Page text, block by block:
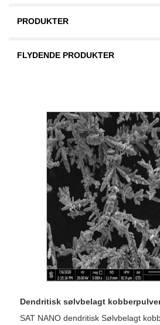
PRODUKTER
FLYDENDE PRODUKTER
Dendritisk sølvbelagt
SAT NANO dendritisk Sølvbelagt